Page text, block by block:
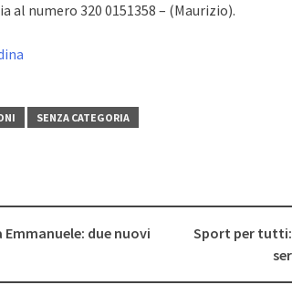
numero 320 0151358 – (Maurizio).
SENZA CATEGORIA
due nuovi
Sport per tutti: